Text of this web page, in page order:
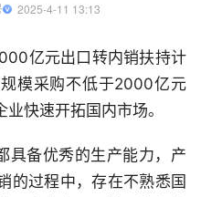
  2025-4-11 13:13
亿元出口转内销扶持计
模采购不低于2000亿元
快速开拓国内市场。
具备优秀的生产能力，产
的过程中，存在不熟悉国